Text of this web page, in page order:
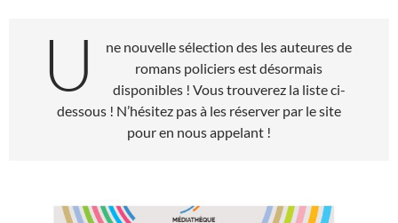
U
ne nouvelle sélection des les auteures de
romans policiers est désormais
disponibles ! Vous trouverez la liste ci-
dessous ! N’hésitez pas à les réserver par le site
pour en nous appelant !